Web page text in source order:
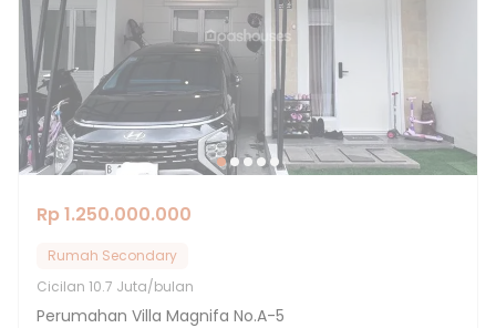
Rp 1.250.000.000
Rumah Secondary
Cicilan 10.7 Juta/bulan
Perumahan Villa Magnifa No.A-5